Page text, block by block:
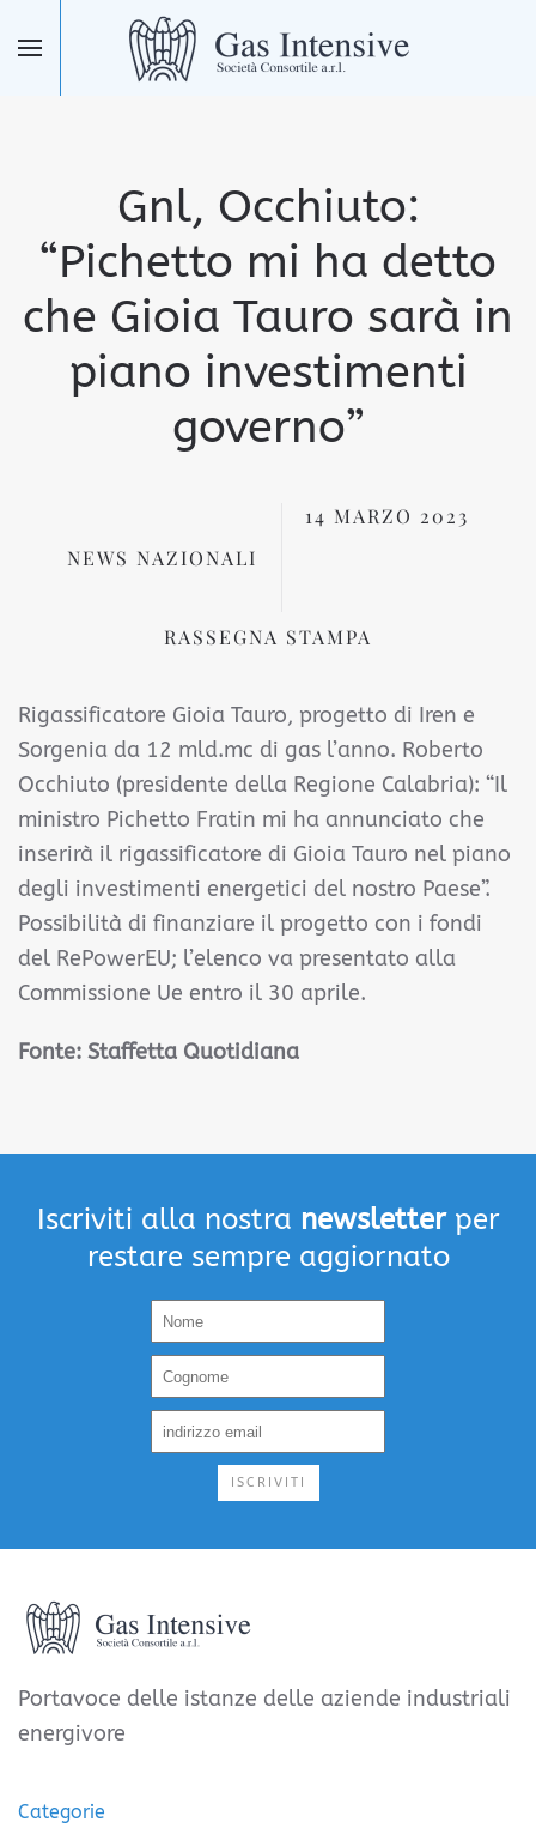
Skip to main content
Gnl, Occhiuto:
“Pichetto mi ha detto
che Gioia Tauro sarà in
piano investimenti
governo”
NEWS NAZIONALI
14 MARZO 2023
RASSEGNA STAMPA
Rigassificatore Gioia Tauro, progetto di Iren e
Sorgenia da 12 mld.mc di gas l’anno. Roberto
Occhiuto (presidente della Regione Calabria): “Il
ministro Pichetto Fratin mi ha annunciato che
inserirà il rigassificatore di Gioia Tauro nel piano
degli investimenti energetici del nostro Paese”.
Possibilità di finanziare il progetto con i fondi
del RePowerEU; l’elenco va presentato alla
Commissione Ue entro il 30 aprile.
Fonte: Staffetta Quotidiana
Iscriviti alla nostra newsletterper
restare sempre aggiornato
ISCRIVITI
Portavoce delle istanze delle aziende industriali
energivore
Categorie